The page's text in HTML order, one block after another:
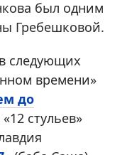
был одним
Гребешковой.
следующих
времени»
до
стульев»